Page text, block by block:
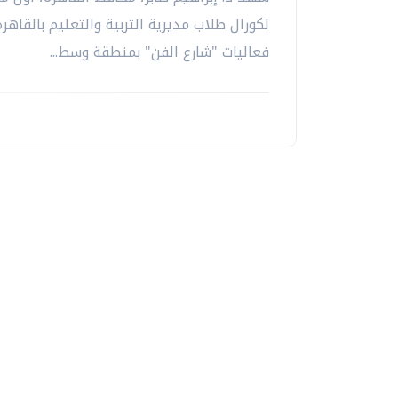
لكورال طلاب مديرية التربية والتعليم
فعاليات "شارع الفن" بمنطقة وسط...